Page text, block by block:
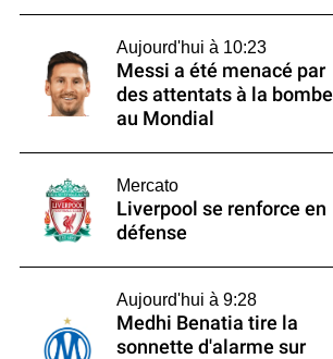
Aujourd'hui à 10:23
Messi a été menacé par
des attentats à la bombe
au Mondial
Mercato
Liverpool se renforce en
défense
Aujourd'hui à 9:28
Medhi Benatia tire la
sonnette d'alarme sur